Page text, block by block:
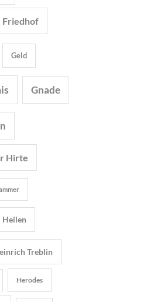
Friedhof
Geld
Gnade
Hirte
Heilen
Treblin
Herodes